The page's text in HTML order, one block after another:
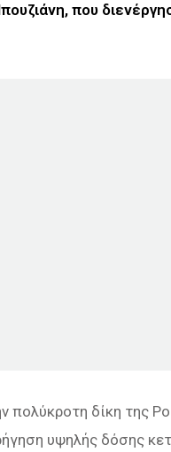
που
δίκη της
υψηλής δόσης